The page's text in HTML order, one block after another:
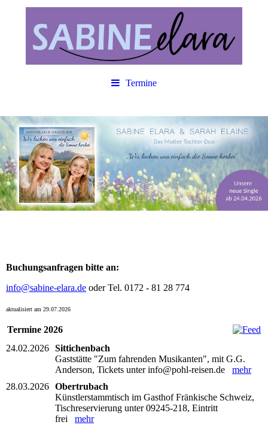
Termine
Buchungsanfragen bitte an:
info@sabine-elara.de oder Tel. 0172 - 81 28 774
aktualisiert am 29.07.2026
Termine 2026
24.02.2026 Sittichenbach
Gaststätte "Zum fahrenden Musikanten", mit G.G.
Anderson, Tickets unter info@pohl-reisen.de mehr
28.03.2026 Obertrubach
Künstlerstammtisch im Gasthof Fränkische Schweiz,
Tischreservierung unter 09245-218, Eintritt
frei mehr